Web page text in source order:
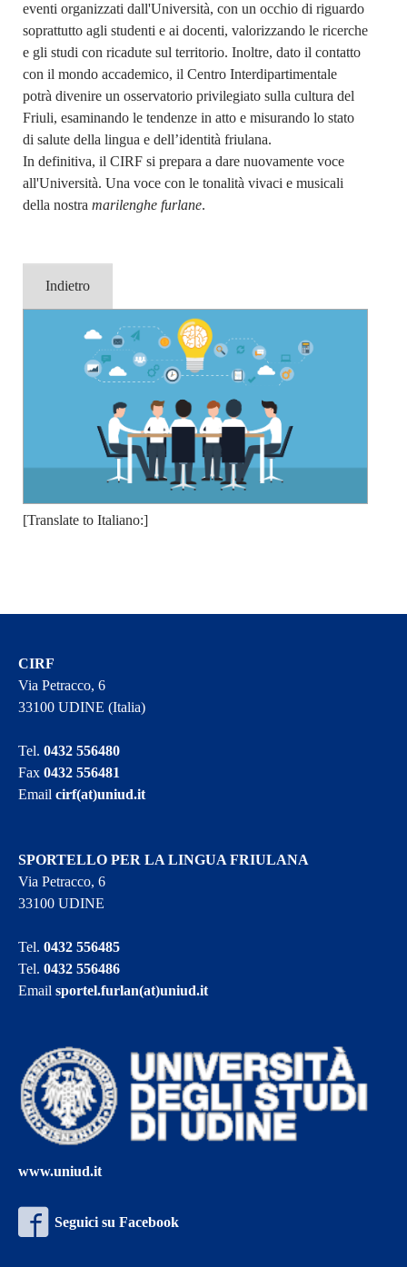
eventi organizzati dall'Università, con un occhio di riguardo
soprattutto agli studenti e ai docenti, valorizzando le ricerche
e gli studi con ricadute sul territorio. Inoltre, dato il contatto
con il mondo accademico, il Centro Interdipartimentale
potrà divenire un osservatorio privilegiato sulla cultura del
Friuli, esaminando le tendenze in atto e misurando lo stato
di salute della lingua e dell’identità friulana.
In definitiva, il CIRF si prepara a dare nuovamente voce
all'Università. Una voce con le tonalità vivaci e musicali
della nostra marilenghe furlane.
Indietro
[Translate to Italiano:]
CIRF
Via Petracco, 6
33100 UDINE (Italia)
Tel.0432 556480
Fax0432 556481
Emailcirf(at)uniud.it
SPORTELLO PER LA LINGUA FRIULANA
Via Petracco, 6
33100 UDINE
Tel.0432 556485
Tel.0432 556486
Emailsportel.furlan(at)uniud.it
www.uniud.it
Seguici su Facebook